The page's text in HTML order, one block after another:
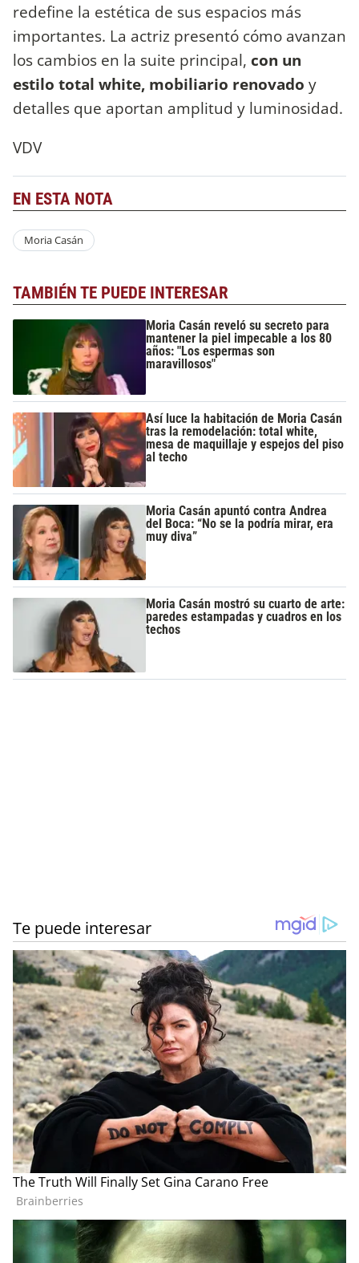
redefine la estética de sus espacios más
importantes. La actriz presentó cómo avanzan
los cambios en la suite principal, con un
estilo total white, mobiliario renovado y
detalles que aportan amplitud y luminosidad.
VDV
EN ESTA NOTA
Moria Casán
TAMBIÉN TE PUEDE INTERESAR
Moria Casán reveló su secreto para
mantener la piel impecable a los 80
años: "Los espermas son
maravillosos"
Así luce la habitación de Moria Casán
tras la remodelación: total white,
mesa de maquillaje y espejos del piso
al techo
Moria Casán apuntó contra Andrea
del Boca: “No se la podría mirar, era
muy diva”
Moria Casán mostró su cuarto de arte:
paredes estampadas y cuadros en los
techos